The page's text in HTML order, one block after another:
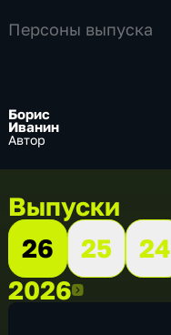
Персоны выпуска
Борис
Иванин
Автор
Выпуски
26
25 24
20262026